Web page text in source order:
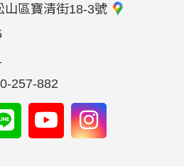
山區寶清街18-3號
257-882